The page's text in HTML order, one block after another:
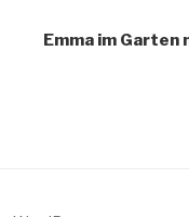
Emma im Garten